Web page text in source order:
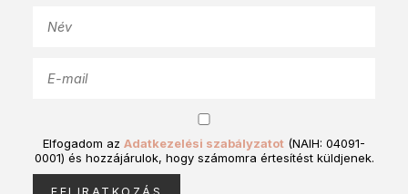
Elfogadom az Adatkezelési szabályzatot (NAIH: 04091-
0001) és hozzájárulok, hogy számomra értesítést küldjenek.